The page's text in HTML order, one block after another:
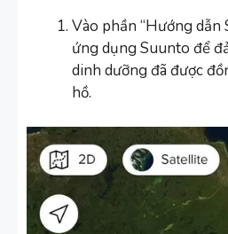
Vào phần “Hướng
ứng dụng Suunto để
dinh dưỡng đã được
hồ.